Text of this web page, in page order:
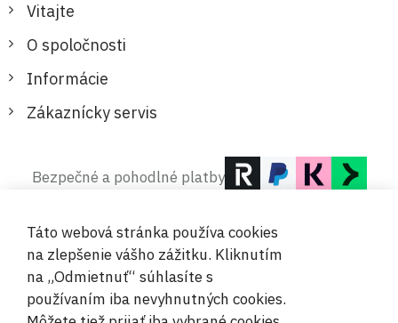
Vitajte
O spoločnosti
Informácie
Zákaznícky servis
Bezpečné a pohodlné platby
© 2019-2026 Megamix s.r.o.
Táto webová stránka používa cookies
na zlepšenie vášho zážitku. Kliknutím
na „Odmietnuť“ súhlasíte s
používaním iba nevyhnutných cookies.